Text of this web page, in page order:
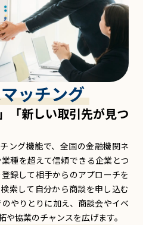
ッチング
「新しい取引先が見つ
ング機能で、全国の金融機関ネ
種を超えて信頼できる企業とつ
録して相手からのアプローチを
索して自分から商談を申し込む
やりとりに加え、商談会やイベ
協業のチャンスを広げます。